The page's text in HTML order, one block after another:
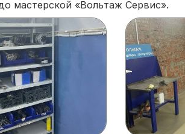
мастерской «Вольтаж Сервис».